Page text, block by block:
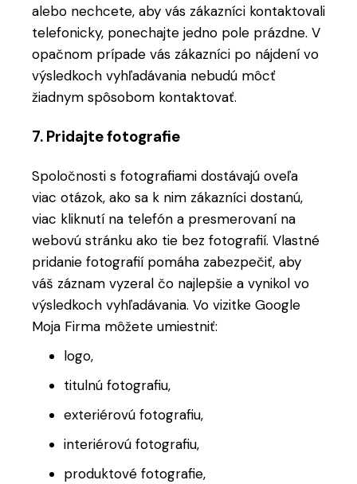
alebo nechcete, aby vás zákazníci kontaktovali
telefonicky, ponechajte jedno pole prázdne. V
opačnom prípade vás zákazníci po nájdení vo
výsledkoch vyhľadávania nebudú môcť
žiadnym spôsobom kontaktovať.
7. Pridajte fotografie
Spoločnosti s fotografiami dostávajú oveľa
viac otázok, ako sa k nim zákazníci dostanú,
viac kliknutí na telefón a presmerovaní na
webovú stránku ako tie bez fotografií. Vlastné
pridanie fotografií pomáha zabezpečiť, aby
váš záznam vyzeral čo najlepšie a vynikol vo
výsledkoch vyhľadávania. Vo vizitke Google
Moja Firma môžete umiestniť:
logo,
titulnú fotografiu,
exteriérovú fotografiu,
interiérovú fotografiu,
produktové fotografie,